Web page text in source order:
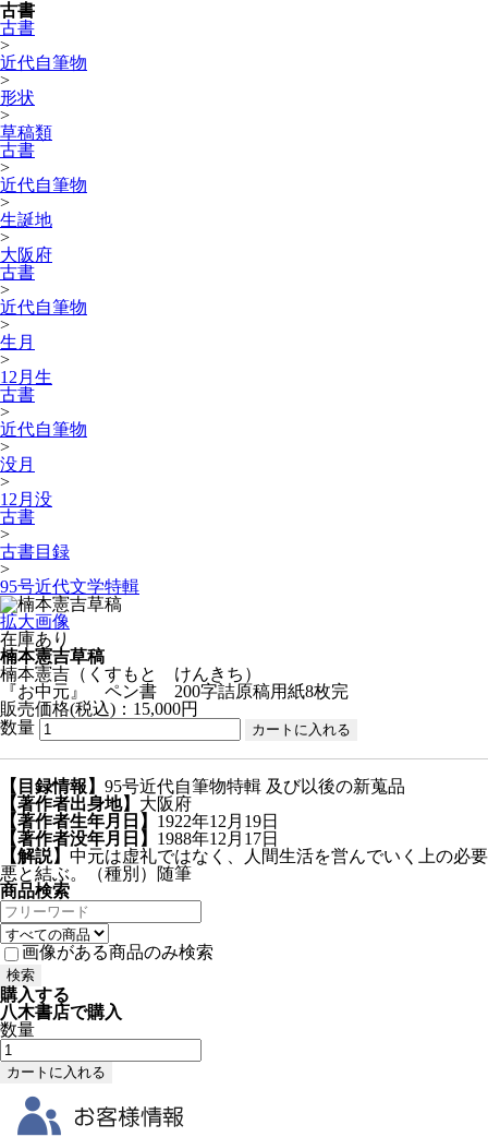
古書
古書
>
近代自筆物
>
形状
>
草稿類
古書
>
近代自筆物
>
生誕地
>
大阪府
古書
>
近代自筆物
>
生月
>
12月生
古書
>
近代自筆物
>
没月
>
12月没
古書
>
古書目録
>
95号近代文学特輯
拡大画像
在庫あり
楠本憲吉草稿
楠本憲吉 （くすもと けんきち）
『お中元』 ペン書 200字詰原稿用紙8枚完
販売価格(税込)：15,000円
数量
【目録情報】 95号近代自筆物特輯 及び以後の新蒐品
【著作者出身地】 大阪府
【著作者生年月日】 1922年12月19日
【著作者没年月日】 1988年12月17日
【解説】 中元は虚礼ではなく、人間生活を営んでいく上の必要
悪と結ぶ。（種別）随筆
商品検索
画像がある商品のみ検索
購入する
八木書店で購入
数量